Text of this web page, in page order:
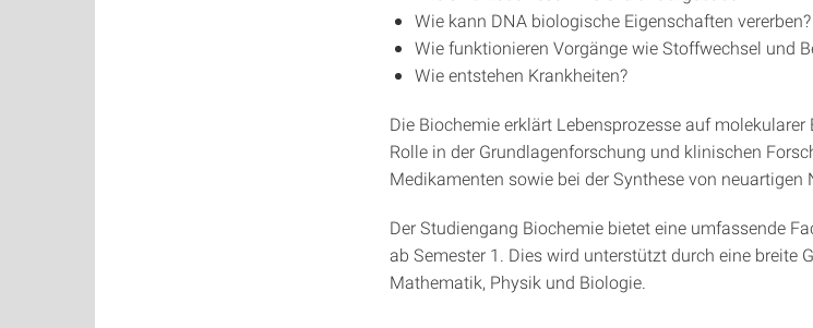
Wie kann DNA biologische Eigenschaften vererben?
Wie funktionieren Vorgänge wie Stoffwechsel und
Wie entstehen Krankheiten?
Die Biochemie erklärt Lebensprozesse auf molekularer
Rolle in der Grundlagenforschung und klinischen
Medikamenten sowie bei der Synthese von neuartigen
Der Studiengang Biochemie bietet eine umfassende
ab Semester 1. Dies wird unterstützt durch eine breite
Mathematik, Physik und Biologie.